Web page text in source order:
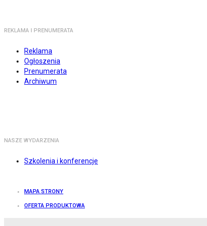
REKLAMA I PRENUMERATA
Reklama
Ogłoszenia
Prenumerata
Archiwum
NASZE WYDARZENIA
Szkolenia i konferencje
MAPA STRONY
OFERTA PRODUKTOWA